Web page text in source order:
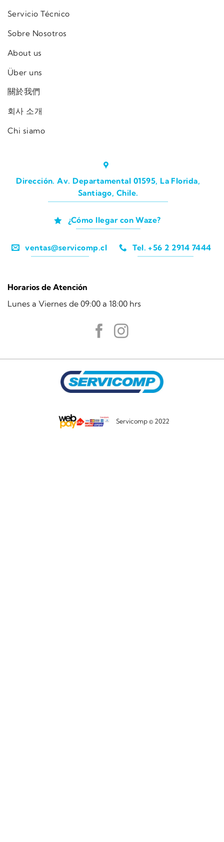
Servicio Técnico
Sobre Nosotros
About us
Über uns
關於我們
회사 소개
Chi siamo
Dirección. Av. Departamental 01595, La Florida,
Santiago, Chile.
¿Cómo llegar con Waze?
ventas@servicomp.cl Tel. +56 2 2914 7444
Horarios de Atención
Lunes a Viernes de 09:00 a 18:00 hrs
Servicomp © 2022